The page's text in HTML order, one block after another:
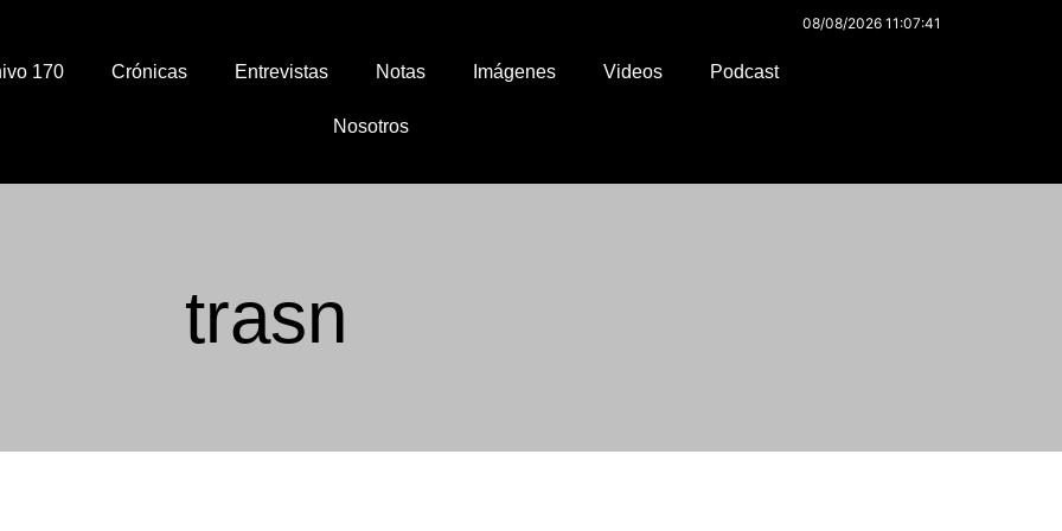
08/08/2026 11:07:41
170 Crónicas Entrevistas Notas Imágenes Videos Podcast
Nosotros
trasn